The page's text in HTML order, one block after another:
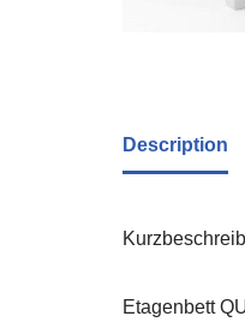
Description
Etagenbett